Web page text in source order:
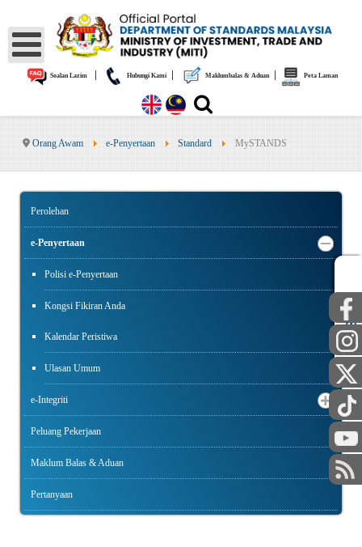
Soalan Lazim| Hubungi Kami| Maklumbalas & Aduan| Peta Laman
Orang Awam e-Penyertaan Standard MySTANDS
Perolehan
e-Penyertaan
Polisi e-Penyertaan
Kongsi Fikiran Anda
Kalendar Peristiwa
Ulasan Umum
e-Integriti
Peluang Pekerjaan
Maklum Balas & Aduan
Pertanyaan
AWAM
STAF